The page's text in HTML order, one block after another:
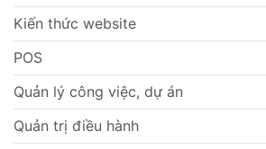
Kiến thức website
POS
Quản lý công việc, dự án
Quản trị điều hành